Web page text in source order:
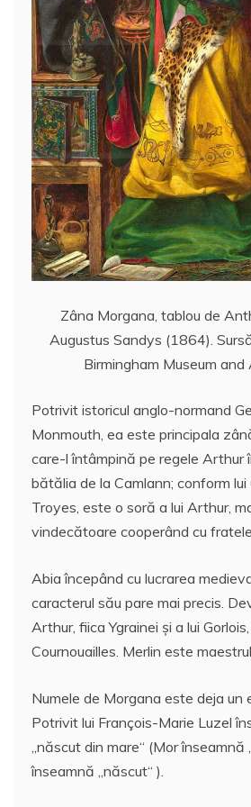
Zâna Morgana, tablou de
Augustus Sandys (1864).
Birmingham Museum and
Potrivit istoricul anglo-normand
Monmouth, ea este principala
care-l întâmpină pe regele Arthur
bătălia de la Camlann; conform
Troyes, este o soră a lui Arthur,
vindecătoare cooperând cu
Abia începând cu lucrarea
caracterul său pare mai precis.
Arthur, fiica Ygrainei și a lui
Cournouailles. Merlin este
Numele de Morgana este deja un
Potrivit lui François-Marie Luzel
„născut din mare“ (Mor înseamnă
înseamnă „născut“ ).